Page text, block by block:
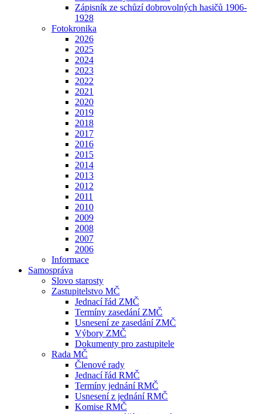
Zápisník ze schůzí dobrovolných hasičů 1906-
1928
Fotokronika
2026
2025
2024
2023
2022
2021
2020
2019
2018
2017
2016
2015
2014
2013
2012
2011
2010
2009
2008
2007
2006
Informace
Samospráva
Slovo starosty
Zastupitelstvo MČ
Jednací řád ZMČ
Termíny zasedání ZMČ
Usnesení ze zasedání ZMČ
Výbory ZMČ
Dokumenty pro zastupitele
Rada MČ
Členové rady
Jednací řád RMČ
Termíny jednání RMČ
Usnesení z jednání RMČ
Komise RMČ